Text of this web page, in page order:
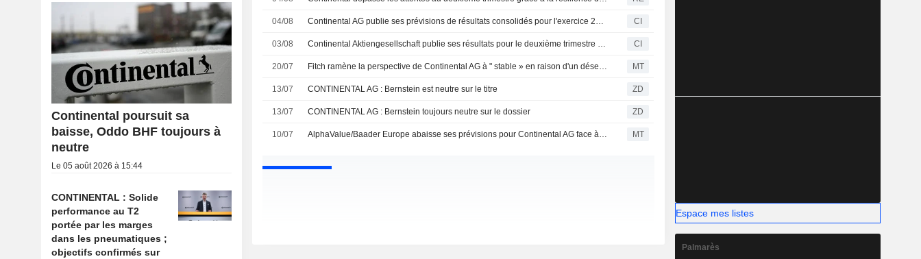
04/08 Continental AG publie ses prévisions de résultats consolidés pour l'exercice 2026 CI
03/08 Continental Aktiengesellschaft publie ses résultats pour le deuxième trimestre et le premier semestre clos le 30 juin 2026 CI
20/07 Fitch ramène la perspective de Continental AG à " stable » en raison d'un désendettement plus lent MT
13/07 CONTINENTAL AG : Bernstein est neutre sur le titre ZD
13/07 CONTINENTAL AG : Bernstein toujours neutre sur le dossier ZD
10/07 AlphaValue/Baader Europe abaisse ses prévisions pour Continental AG face à l'anticipation d'une baisse des volumes MT
Continental poursuit sa
baisse, Oddo BHF toujours à
neutre
Le 05 août 2026 à 15:44
CONTINENTAL : Solide
performance au T2
portée par les marges
dans les pneumatiques ;
objectifs confirmés sur
Espace mes listes
Palmarès